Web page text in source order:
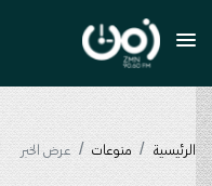
الرئيسية منوعات عرض الخبر